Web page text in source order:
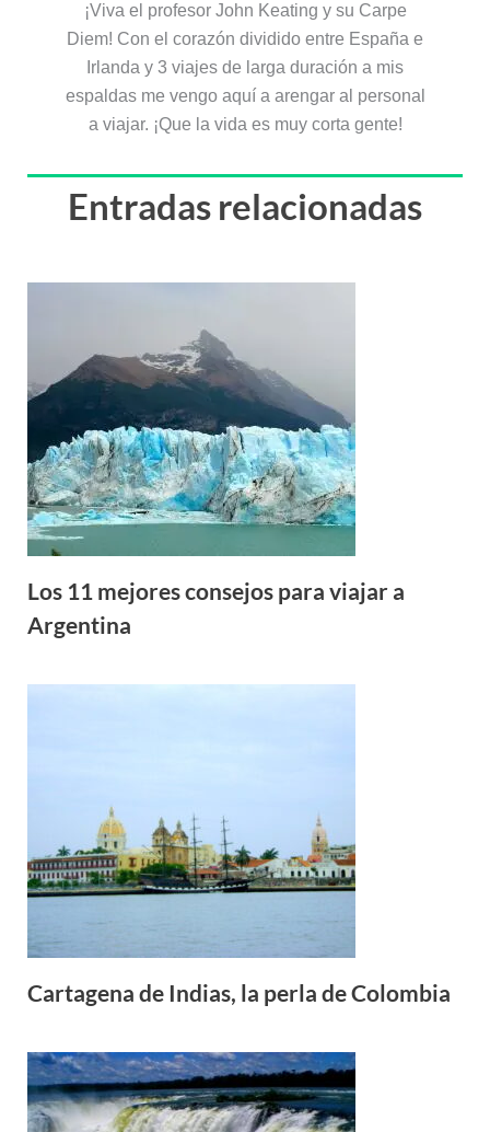
¡Viva el profesor John Keating y su Carpe
Diem! Con el corazón dividido entre España e
Irlanda y 3 viajes de larga duración a mis
espaldas me vengo aquí a arengar al personal
a viajar. ¡Que la vida es muy corta gente!
Entradas relacionadas
Los 11 mejores consejos para viajar a
Argentina
Cartagena de Indias, la perla de Colombia